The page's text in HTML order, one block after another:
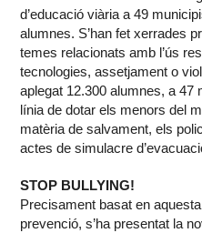
d’educació viària a 49
alumnes. S’han fet xerrades
temes relacionats amb l’ús
tecnologies, assetjament o
aplegat 12.300 alumnes, a 47
línia de dotar els menors del
matèria de salvament, els
actes de simulacre
STOP BULLYING!
Precisament basat en
prevenció, s’ha presentat la